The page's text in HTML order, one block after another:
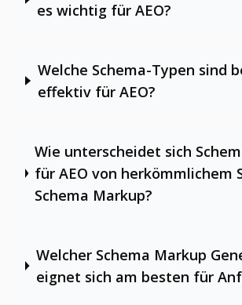
es wichtig für AEO?
Welche Schema-Typen sind
effektiv für AEO?
Wie unterscheidet sich
für AEO von herkömmlichem
Schema Markup?
Welcher Schema Markup
eignet sich am besten für